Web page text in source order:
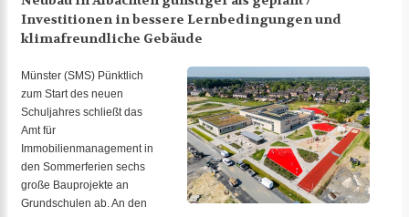
Investitionen in bessere Lernbedingungen und
klimafreundliche Gebäude
Münster (SMS) Pünktlich
zum Start des neuen
Schuljahres schließt das
Amt für
Immobilienmanagement in
den Sommerferien sechs
große Bauprojekte an
Grundschulen ab. An den